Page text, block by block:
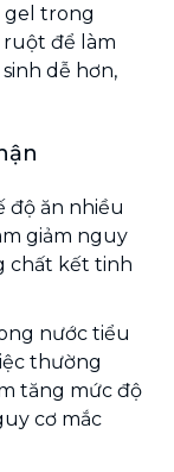
gel trong
để làm
dễ hơn,
độ ăn nhiều
giảm nguy
chất kết tinh
nước tiểu
thường
tăng mức độ
cơ mắc